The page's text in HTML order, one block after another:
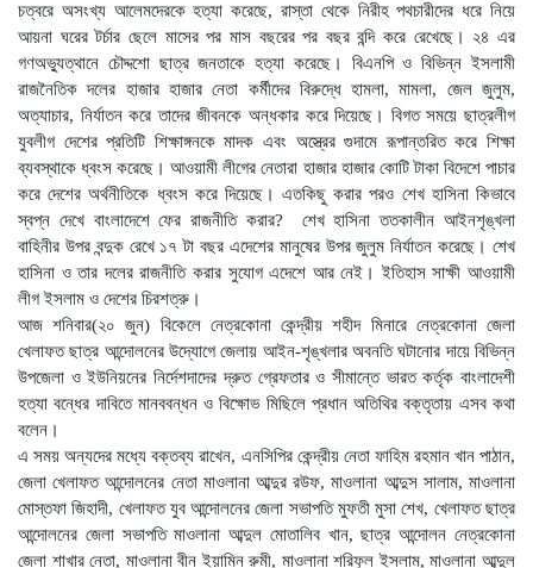
চত্বরে অসংখ্য আলেমদেরকে হত্যা করেছে, রাস্তা থেকে নিরীহ পথচারীদের ধরে নিয়ে
আয়না ঘরের টর্চার ছেলে মাসের পর মাস বছরের পর বছর বন্দি করে রেখেছে। ২৪ এর
গণঅভ্যুত্থানে চৌদ্দশো ছাত্র জনতাকে হত্যা করেছে। বিএনপি ও বিভিন্ন ইসলামী
রাজনৈতিক দলের হাজার হাজার নেতা কর্মীদের বিরুদ্ধে হামলা, মামলা, জেল জুলুম,
অত্যাচার, নির্যাতন করে তাদের জীবনকে অন্ধকার করে দিয়েছে। বিগত সময়ে ছাত্রলীগ
যুবলীগ দেশের প্রতিটি শিক্ষাঙ্গনকে মাদক এবং অস্ত্রের গুদামে রূপান্তরিত করে শিক্ষা
ব্যবস্থাকে ধ্বংস করেছে। আওয়ামী লীগের নেতারা হাজার হাজার কোটি টাকা বিদেশে পাচার
করে দেশের অর্থনীতিকে ধ্বংস করে দিয়েছে। এতকিছু করার পরও শেখ হাসিনা কিভাবে
স্বপ্ন দেখে বাংলাদেশে ফের রাজনীতি করার? শেখ হাসিনা ততকালীন আইনশৃঙ্খলা
বাহিনীর উপর বন্দুক রেখে ১৭ টা বছর এদেশের মানুষের উপর জুলুম নির্যাতন করেছে। শেখ
হাসিনা ও তার দলের রাজনীতি করার সুযোগ এদেশে আর নেই। ইতিহাস সাক্ষী আওয়ামী
লীগ ইসলাম ও দেশের চিরশত্রু।
আজ শনিবার(২০ জুন) বিকেলে নেত্রকোনা কেন্দ্রীয় শহীদ মিনারে নেত্রকোনা জেলা
খেলাফত ছাত্র আন্দোলনের উদ্যোগে জেলায় আইন-শৃঙ্খলার অবনতি ঘটানোর দায়ে বিভিন্ন
উপজেলা ও ইউনিয়নের নির্দেশদাদের দ্রুত গ্রেফতার ও সীমান্তে ভারত কর্তৃক বাংলাদেশী
হত্যা বন্ধের দাবিতে মানববন্ধন ও বিক্ষোভ মিছিলে প্রধান অতিথির বক্তৃতায় এসব কথা
বলেন।
এ সময় অন্যদের মধ্যে বক্তব্য রাখেন, এনসিপির কেন্দ্রীয় নেতা ফাহিম রহমান খান পাঠান,
জেলা খেলাফত আন্দোলনের নেতা মাওলানা আব্দুর রউফ, মাওলানা আব্দুস সালাম, মাওলানা
মোস্তফা জিহাদী, খেলাফত যুব আন্দোলনের জেলা সভাপতি মুফতী মুসা শেখ, খেলাফত ছাত্র
আন্দোলনের জেলা সভাপতি মাওলানা আব্দুল মোতালিব খান, ছাত্র আন্দোলন নেত্রকোনা
জেলা শাখার নেতা, মাওলানা বীন ইয়ামিন রুমী, মাওলানা শরিফুল ইসলাম, মাওলানা আব্দুল